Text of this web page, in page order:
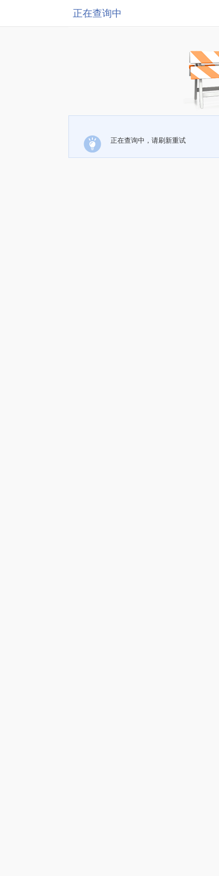
正在查询中
正在查询中，请刷新重试